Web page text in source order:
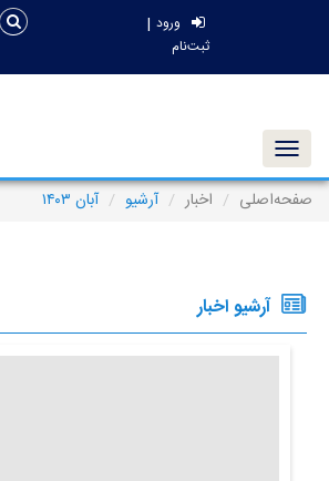
ورود |
ثبت‌نام
Toggle navigation
صفحه‌اصلی
اخبار آرشیو آبان ۱۴۰۳
آرشیو اخبار